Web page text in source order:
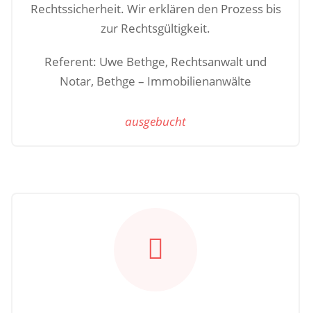
Rechtssicherheit. Wir erklären den Prozess bis
zur Rechtsgültigkeit.
Referent: Uwe Bethge, Rechtsanwalt und
Notar, Bethge – Immobilienanwälte
ausgebucht
